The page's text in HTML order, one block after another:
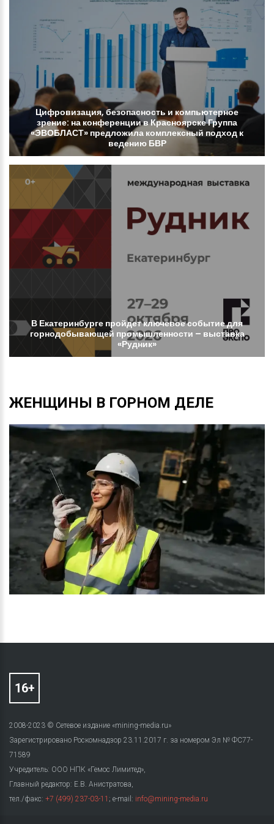
Цифровизация, безопасность и компьютерное
зрение: на конференциивКрасноярскеГруппа
«ЭВОБЛАСТ» предложила комплексный подход к
ведению БВР
В Екатеринбурге пройдетключевоесобытиедля
горнодобывающей промышленности – выставка
«Рудник»
ЖЕНЩИНЫ В ГОРНОМ ДЕЛЕ
2008-2023 © Сетевое издание «mining-media.ru»
Зарегистрировано Роскомнадзор 23.11.2017 г. за номером Эл № ФС77-
71589
Учредитель: ООО НПК «Гемос Лимитед»,
Главный редактор: Е.В. Анистратова,
тел./факс: +7 (499) 237-03-11 ; e-mail: info@mining-media.ru